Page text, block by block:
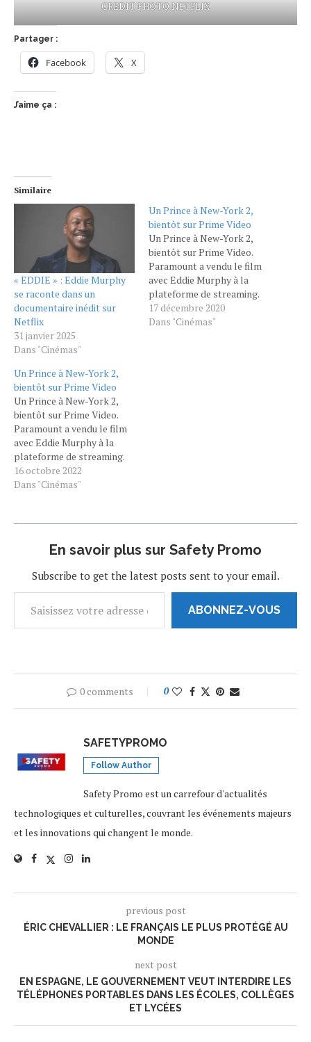
CREDIT PHOTO NETFLIX
Partager :
Facebook X
J’aime ça :
Similaire
« EDDIE » : Eddie Murphy
se raconte dans un
documentaire inédit sur
Netflix
31 janvier 2025
Dans "Cinémas"
Un Prince à New-York 2,
bientôt sur Prime Video
Un Prince à New-York 2,
bientôt sur Prime Video.
Paramount a vendu le film
avec Eddie Murphy à la
plateforme de streaming.
Mise à jour : Le Hollywood
Reporter annonce qu'Un
17 décembre 2020
Dans "Cinémas"
Un Prince à New-York 2,
bientôt sur Prime Video
Un Prince à New-York 2,
bientôt sur Prime Video.
Paramount a vendu le film
avec Eddie Murphy à la
plateforme de streaming.
Mise à jour : Le Hollywood
Reporter annonce qu'Un
plateforme le 5 mars 2021
Après avoir…
16 octobre 2022
Dans "Cinémas"
En savoir plus sur Safety Promo
Subscribe to get the latest posts sent to your email.
ABONNEZ-VOUS
0 comments 0
SAFETYPROMO
Follow Author
Safety Promo est un carrefour d'actualités
technologiques et culturelles, couvrant les événements majeurs
et les innovations qui changent le monde.
previous post
ÉRIC CHEVALLIER : LE FRANÇAIS LE PLUS PROTÉGÉ AU
MONDE
next post
EN ESPAGNE, LE GOUVERNEMENT VEUT INTERDIRE LES
TÉLÉPHONES PORTABLES DANS LES ÉCOLES, COLLÈGES
ET LYCÉES